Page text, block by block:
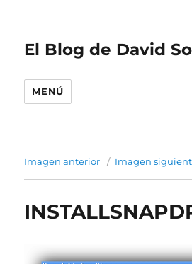
El Blog de David
MENÚ
Imagen anterior Imagen